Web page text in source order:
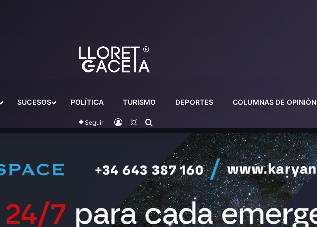
SUCESOS POLÍTICA TURISMO DEPORTES COLUMNAS DE OPINIÓN
Seguir Iniciar sesión
Switch skin